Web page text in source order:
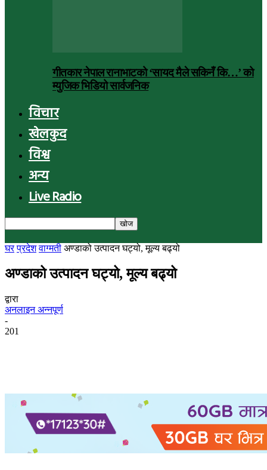
गीतकार नेपाल रानाभाटको ‘सायद मैले सकिनँ कि…’ को
म्युजिक भिडियो सार्वजनिक
विचार
खेलकुद
विश्व
अन्य
Live Radio
घर प्रदेश वाग्मती अण्डाको उत्पादन घट्यो, मूल्य बढ्यो
अण्डाको उत्पादन घट्यो, मूल्य बढ्यो
द्वारा
अनलाइन अन्नपूर्ण
-
201